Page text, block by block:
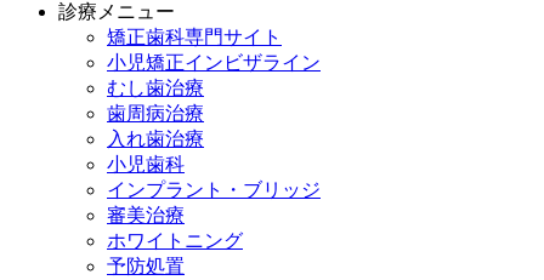
診療メニュー
矯正歯科専門サイト
小児矯正インビザライン
むし歯治療
歯周病治療
入れ歯治療
小児歯科
インプラント・ブリッジ
審美治療
ホワイトニング
予防処置